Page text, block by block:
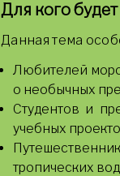
Для кого будет
Данная тема
Любителей
о необычных
Студентов и
учебных
тропических